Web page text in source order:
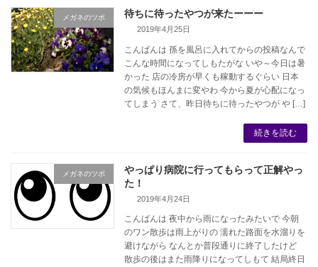
メガネのツボ 待ちに待ったやつが来たーーー
2019年4月25日
こんばんは 孫を風呂に入れてからの投稿なんで
こんな時間になってしもたがな いや～今日は暑
かった 店の冷房が早くも稼動するぐらい 日本
の気候もほんまに変やわ 今から夏が心配になっ
てしまう さて、昨日待ちに待ったやつが や […]
続きを読む
メガネのツボ
やっぱり病院に行ってもらって正解やっ
た！
2019年4月24日
こんばんは 夜中から雨になったみたいで 今朝
のワン散歩は雨上がりの 濡れた路面を水溜りを
避けながら なんとか普段通りに終了したけど
散歩の後はまた雨降りになってしもて 結局終日